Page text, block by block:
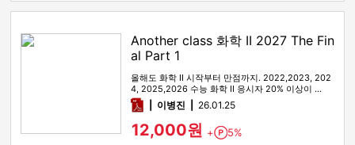
Another class 화학 II 2027 The Fin
al Part 1
올해도 화학 II 시작부터 만점까지. 2022,2023, 202
4, 2025,2026 수능 화학 II 응시자 20% 이상이 …
pdf이병진 26.01.25
12,000원 + Point
5%